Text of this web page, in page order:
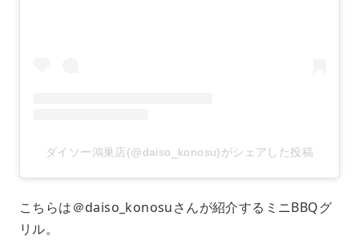
ダイソー鴻巣店(@daiso_konosu)がシェアした投稿
こちらは＠daiso_konosuさんが紹介するミニBBQグ
リル。